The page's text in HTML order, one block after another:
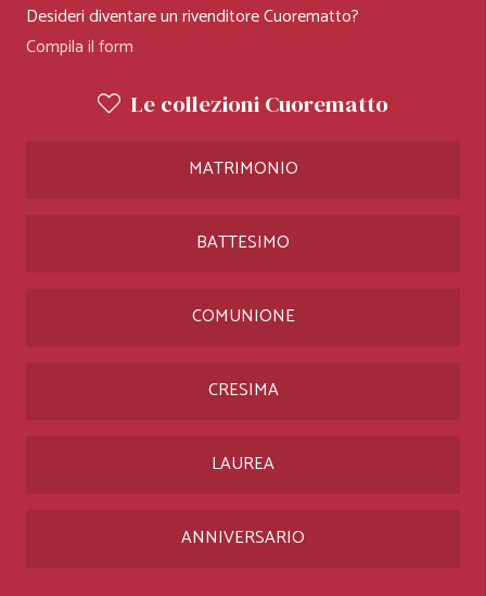
Desideri diventare un rivenditore Cuorematto?
Compila il form
Le collezioni Cuorematto
MATRIMONIO
BATTESIMO
COMUNIONE
CRESIMA
LAUREA
ANNIVERSARIO